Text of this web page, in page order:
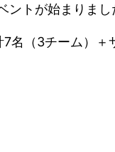
トが始まりまし
名（3チーム）